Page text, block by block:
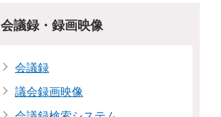
会議録・録画映像
会議録
議会録画映像